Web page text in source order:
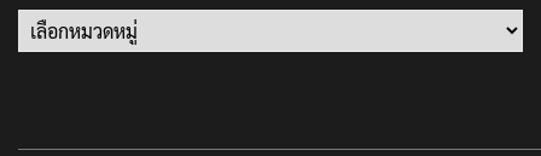
Categories